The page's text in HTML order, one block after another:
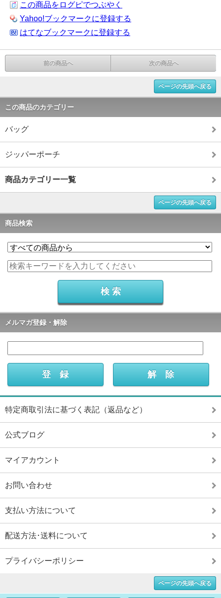
この商品をログピでつぶやく
Yahoo!ブックマークに登録する
はてなブックマークに登録する
前の商品へ 次の商品へ
ページの先頭へ戻る
この商品のカテゴリー
バッグ
ジッパーポーチ
商品カテゴリー一覧
ページの先頭へ戻る
商品検索
メルマガ登録・解除
特定商取引法に基づく表記（返品など）
公式ブログ
マイアカウント
お問い合わせ
支払い方法について
配送方法･送料について
プライバシーポリシー
ページの先頭へ戻る